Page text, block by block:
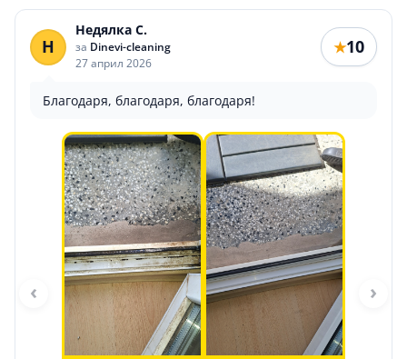
Н
Недялка С.
за Dinevi-cleaning
27 април 2026
★10
Благодаря, благодаря, благодаря!
‹ ›